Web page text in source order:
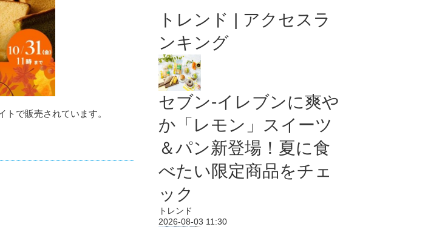
で販売されています。
トレンド | アクセスラ
ンキング
セブン‐イレブンに爽や
か「レモン」スイーツ
＆パン新登場！夏に食
べたい限定商品をチェ
ック
トレンド
2026-08-03 11:30